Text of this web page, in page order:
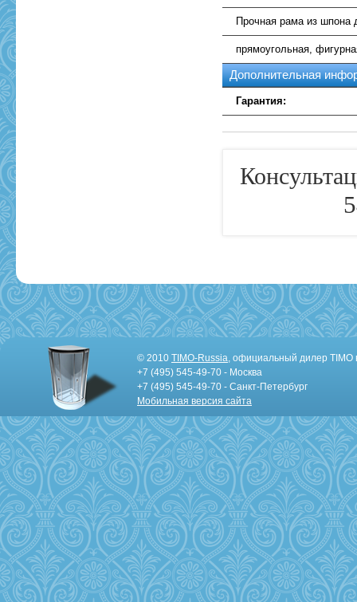
Прочная рама из шпона
прямоугольная,
Дополнительная
Гарантия:
© 2010 TIMO-Russia, официальный дилер TIMO
+7 (495) 545-49-70 - Москва
+7 (495) 545-49-70 - Санкт-Петербург
Мобильная версия сайта